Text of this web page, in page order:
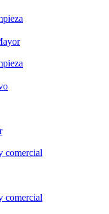
comercial
comercial